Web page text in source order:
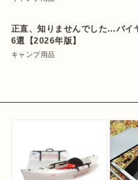
正直、知りませんでした…バイ
6選【2026年版】
キャンプ用品